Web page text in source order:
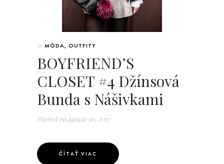
In MÓDA, OUTFITY
BOYFRIEND’S
CLOSET #4 Džínsová
Bunda s Nášivkami
Posted on január 30, 2017
ČÍTAŤ VIAC